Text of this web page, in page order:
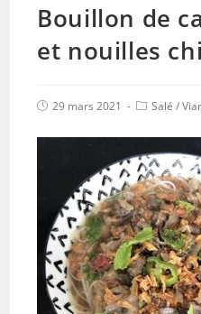
Bouillon de
et nouilles
29 mars 2021 Salé /